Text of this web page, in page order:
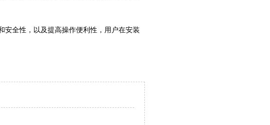
安全性，以及提高操作便利性，用户在安装